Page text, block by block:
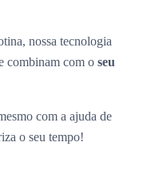
nossa tecnologia
combinam com o seu
com a ajuda de
o seu tempo!